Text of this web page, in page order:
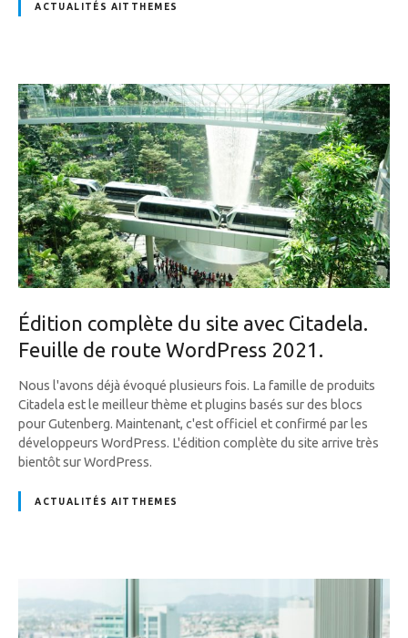
ACTUALITÉS AITTHEMES
Édition complète du site avec Citadela.
Feuille de route WordPress 2021.
Nous l'avons déjà évoqué plusieurs fois. La famille de produits
Citadela est le meilleur thème et plugins basés sur des blocs
pour Gutenberg. Maintenant, c'est officiel et confirmé par les
développeurs WordPress. L'édition complète du site arrive très
bientôt sur WordPress.
ACTUALITÉS AITTHEMES